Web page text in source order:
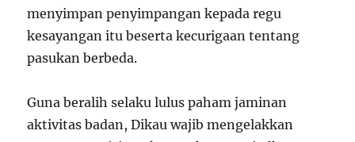
menyimpan penyimpangan kepada regu
kesayangan itu beserta kecurigaan tentang
pasukan berbeda.
Guna beralih selaku lulus paham jaminan
aktivitas badan, Dikau wajib mengelakkan